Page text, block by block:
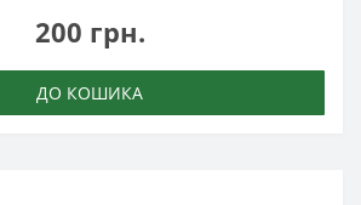
200 грн.
ДО КОШИКА